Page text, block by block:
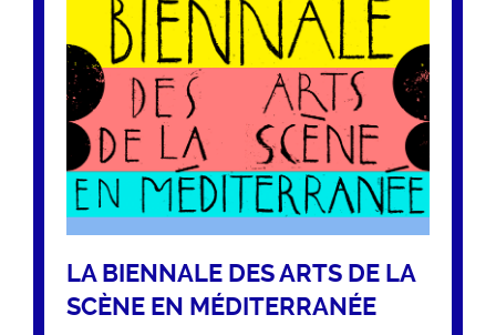
LA BIENNALE DES ARTS DE LA
SCÈNE EN MÉDITERRANÉE